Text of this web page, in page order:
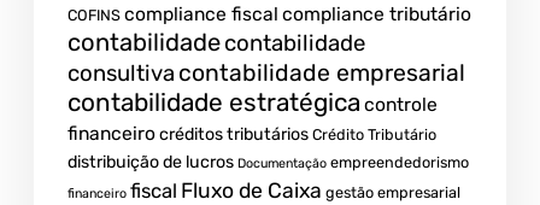
COFINS compliance fiscal compliance tributário
contabilidadecontabilidade
consultiva contabilidade empresarial
contabilidade estratégica controle
financeirocréditos tributários Crédito Tributário
distribuição de lucros Documentação empreendedorismo
financeiro fiscal Fluxo de Caixa gestão empresarial